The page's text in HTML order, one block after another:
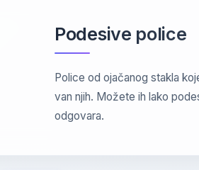
Podesive police
Police od ojačanog stakla
van njih. Možete ih lako
odgovara.